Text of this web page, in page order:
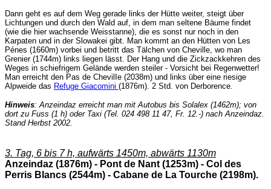
Dann geht es auf dem Weg gerade links der Hütte weiter, steigt über
Lichtungen und durch den Wald auf, in dem man seltene Bäume findet
(wie die hier wachsende Weisstanne), die es sonst nur noch in den
Karpaten und in der Slowakei gibt. Man kommt an den Hütten von Les
Pénes (1660m) vorbei und betritt das Tälchen von Cheville, wo man
Grenier (1744m) links liegen lässt. Der Hang und die Zickzackkehren des
Weges in schiefrigem Gelände werden steiler - Vorsicht bei Regenwetter!
Man erreicht den Pas de ChevilIe (2038m) und links über eine riesige
Alpweide das Refuge Giacomini (1876m). 2 Std. von Derborence.
Hinweis: Anzeindaz erreicht man mit Autobus bis Solalex (1462m); von
dort zu Fuss (1 h) oder Taxi (Tel. 024 498 11 47, Fr. 12.-) nach Anzeindaz.
Stand Herbst 2002.
3. Tag, 6 bis 7 h, aufwärts 1450m, abwärts 1130m
Anzeindaz (1876m) - Pont de Nant (1253m) - Col des
Perris Blancs (2544m) - Cabane de La Tourche (2198m).